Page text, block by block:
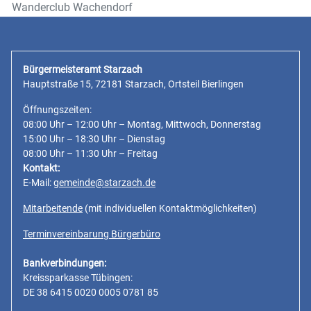
Wanderclub Wachendorf
Bürgermeisteramt Starzach
Hauptstraße 15, 72181 Starzach, Ortsteil Bierlingen
Öffnungszeiten:
08:00 Uhr – 12:00 Uhr – Montag, Mittwoch, Donnerstag
15:00 Uhr – 18:30 Uhr – Dienstag
08:00 Uhr – 11:30 Uhr – Freitag
Kontakt:
E-Mail:gemeinde@starzach.de
Mitarbeitende (mit individuellen Kontaktmöglichkeiten)
Terminvereinbarung Bürgerbüro
Bankverbindungen:
Kreissparkasse Tübingen:
DE 38 6415 0020 0005 0781 85